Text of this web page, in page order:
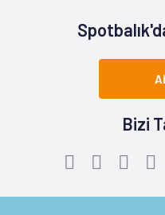
Bizi